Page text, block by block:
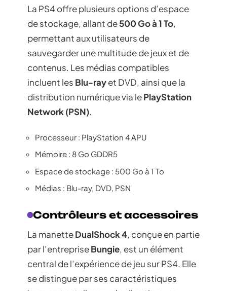
La PS4 offre plusieurs options d’espace
de stockage, allant de500 Go à 1 To,
permettant aux utilisateurs de
sauvegarder une multitude de jeux et de
contenus. Les médias compatibles
incluent les Blu-rayet DVD, ainsi que la
distribution numérique via lePlayStation
Network (PSN).
Processeur : PlayStation 4 APU
Mémoire : 8 Go GDDR5
Espace de stockage : 500 Go à 1 To
Médias : Blu-ray, DVD, PSN
Contrôleurs et accessoires
La manetteDualShock 4, conçue en partie
par l’entrepriseBungie, est un élément
central de l’expérience de jeu sur PS4. Elle
se distingue par ses caractéristiques